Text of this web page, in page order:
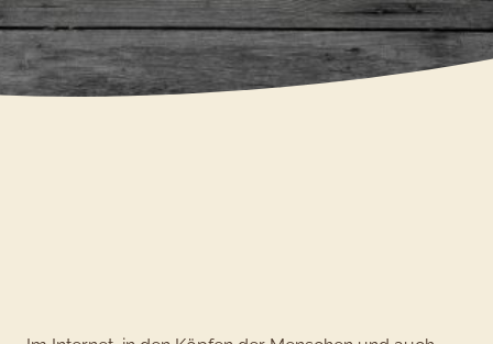
SCHON GEWUSST? • STORIES•
TIPPS & TRICKS